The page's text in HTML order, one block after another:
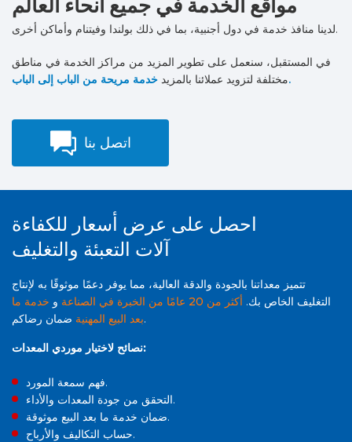
مواقع الخدمة في جميع أنحاء العالم
لدينا منافذ خدمة في دول أجنبية، بما في ذلك بولندا وفيتنام وأماكن أخرى.
في المستقبل، سنعمل على تطوير المزيد من مراكز الخدمة في مناطق
مختلفة لتزويد عملائنا بالمزيدخدمة مريحة من الباب إلى الباب.
اتصل بنا
احصل على عرض أسعار للكفاءة
آلات التعبئة والتغليف
تتميز معداتنا بالجودة والدقة العالية، مما يوفر دعمًا موثوقًا به لإنتاج
التغليف الخاص بك. أكثر من 20 عامًا من الخبرة في الصناعة و خدمة ما
بعد البيع المهنيةضمان رضاكم.
نصائح لاختيار موردي المعدات:
فهم سمعة المورد.
التحقق من جودة المعدات والأداء.
ضمان خدمة ما بعد البيع موثوقة.
حساب التكاليف والأرباح.